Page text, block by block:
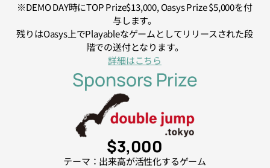
※DEMO DAY時にTOP Prize$13,000, Oasys Prize $5,000を付
与します。
残りはOasys上でPlayableなゲームとしてリリースされた段
階での送付となります。
詳細はこちら
Sponsors Prize
$3,000
テーマ：出来高が活性化するゲーム